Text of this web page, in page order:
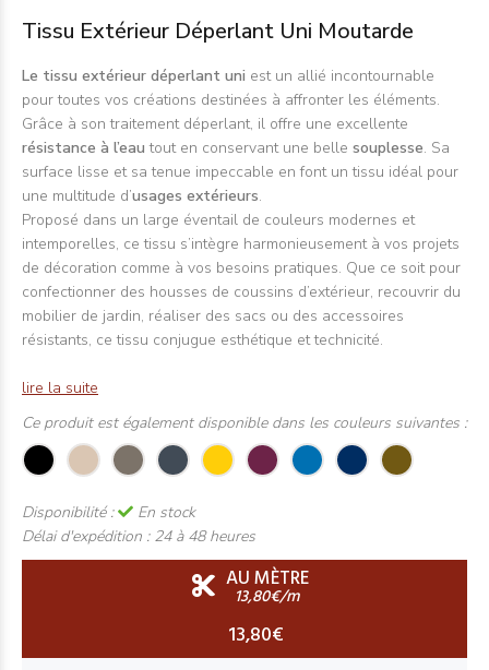
Tissu Extérieur Déperlant Uni Moutarde
Le tissu extérieur déperlant uni est un allié incontournable
pour toutes vos créations destinées à affronter les éléments.
Grâce à son traitement déperlant, il offre une excellente
résistance à l’eau tout en conservant une belle souplesse. Sa
surface lisse et sa tenue impeccable en font un tissu idéal pour
une multitude d’usages extérieurs.
Proposé dans un large éventail de couleurs modernes et
intemporelles, ce tissu s’intègre harmonieusement à vos projets
de décoration comme à vos besoins pratiques. Que ce soit pour
confectionner des housses de coussins d’extérieur, recouvrir du
mobilier de jardin, réaliser des sacs ou des accessoires
résistants, ce tissu conjugue esthétique et technicité.
lire la suite
Ce produit est également disponible dans les couleurs suivantes :
Disponibilité :
En stock
Délai d'expédition : 24 à 48 heures
AU MÈTRE
13,80€/m
13,80€